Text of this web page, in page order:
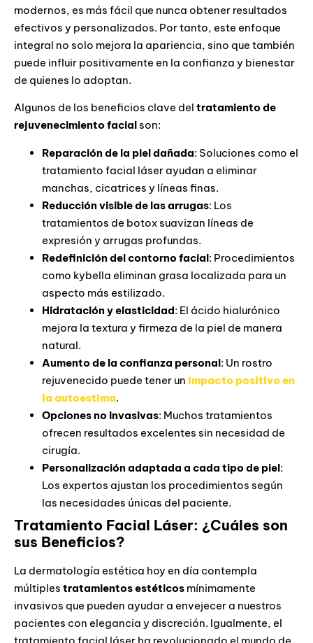
modernos, es más fácil que nunca obtener resultados
efectivos y personalizados. Por tanto, este enfoque
integral no solo mejora la apariencia, sino que también
puede influir positivamente en la confianza y bienestar
de quienes lo adoptan.
Algunos de los beneficios clave del tratamiento de
rejuvenecimiento facialson:
Reparación de la piel dañada: Soluciones como el
tratamiento facial láser ayudan a eliminar
manchas, cicatrices y líneas finas.
Reducción visible de las arrugas: Los
tratamientos de botox suavizan líneas de
expresión y arrugas profundas.
Redefinición del contorno facial: Procedimientos
como kybella eliminan grasa localizada para un
aspecto más estilizado.
Hidratación y elasticidad: El ácido hialurónico
mejora la textura y firmeza de la piel de manera
natural.
Aumento de la confianza personal: Un rostro
rejuvenecido puede tener un impacto positivo en
la autoestima.
Opciones no invasivas: Muchos tratamientos
ofrecen resultados excelentes sin necesidad de
cirugía.
Personalización adaptada a cada tipo de piel:
Los expertos ajustan los procedimientos según
las necesidades únicas del paciente.
Tratamiento Facial Láser: ¿Cuáles son
sus Beneficios?
La dermatología estética hoy en día contempla
múltiples tratamientos estéticos mínimamente
invasivos que pueden ayudar a envejecer a nuestros
pacientes con elegancia y discreción. Igualmente, el
tratamiento facial láser ha revolucionado el mundo de